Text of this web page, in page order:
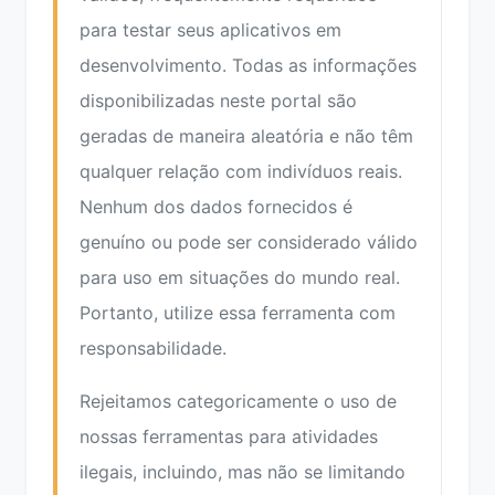
para testar seus aplicativos em
desenvolvimento. Todas as informações
disponibilizadas neste portal são
geradas de maneira aleatória e não têm
qualquer relação com indivíduos reais.
Nenhum dos dados fornecidos é
genuíno ou pode ser considerado válido
para uso em situações do mundo real.
Portanto, utilize essa ferramenta com
responsabilidade.
Rejeitamos categoricamente o uso de
nossas ferramentas para atividades
ilegais, incluindo, mas não se limitando